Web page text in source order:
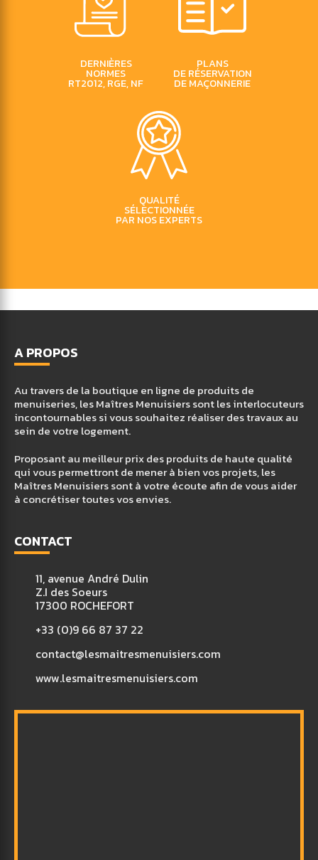
DERNIÈRES
NORMES
RT2012, RGE, NF
PLANS
DE RÉSERVATION
DE MAÇONNERIE
QUALITÉ
SÉLECTIONNÉE
PAR NOS EXPERTS
A PROPOS
Au travers de la boutique en ligne de produits de
menuiseries, les Maîtres Menuisiers sont les interlocuteurs
incontournables si vous souhaitez réaliser des travaux au
sein de votre logement.
Proposant au meilleur prix des produits de haute qualité
qui vous permettront de mener à bien vos projets, les
Maîtres Menuisiers sont à votre écoute afin de vous aider
à concrétiser toutes vos envies.
CONTACT
11, avenue André Dulin
Z.I des Soeurs
17300 ROCHEFORT
+33 (0)9 66 87 37 22
contact@lesmaitresmenuisiers.com
www.lesmaitresmenuisiers.com